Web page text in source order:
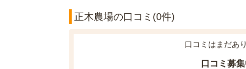
正木農場の口コミ(0件)
口コミはまだあ
口コミ募集